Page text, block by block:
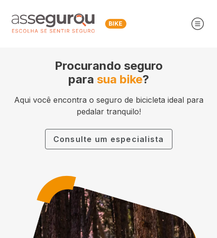
BIKE
Procurando seguro
para sua bike?
Aqui você encontra o seguro de bicicleta ideal para
pedalar tranquilo!
Consulte um especialista